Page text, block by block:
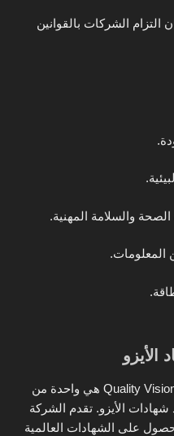
التزام الشركات بالقوانين
بالإضافة إلى ذلك، Quality Vision Consultancy هي واحدة من
الأيزو. تقدم الشركة
على الشهادات العالمية